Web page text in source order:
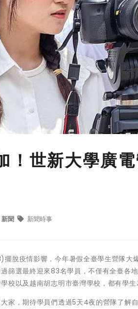
！世新大學廣
新聞 新聞時事
脫疫情影響，今年暑假全臺學生營隊大
篩選最終迎來83名學員，不僅有全臺各
校以及越南胡志明市臺灣學校，都有學生
家，期待學員們透過5天4夜的營隊了解